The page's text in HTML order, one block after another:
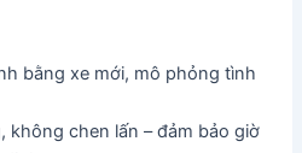
bằng xe mới, mô phỏng tình
không chen lấn – đảm bảo giờ